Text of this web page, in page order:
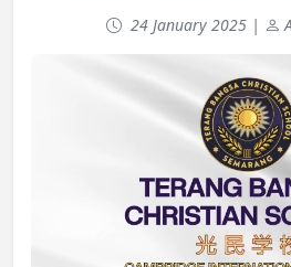
24 January 2025 |